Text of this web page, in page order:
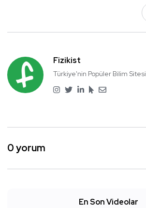
Fizikist
Türkiye'nin Popüler Bilim Sitesi
0 yorum
En Son Videolar